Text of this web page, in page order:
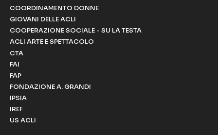
COORDINAMENTO DONNE
GIOVANI DELLE ACLI
COOPERAZIONE SOCIALE - SU LA TESTA
ACLI ARTE E SPETTACOLO
CTA
FAI
FAP
FONDAZIONE A. GRANDI
IPSIA
IREF
US ACLI